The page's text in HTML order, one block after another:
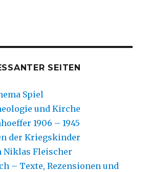
SEITEN
Spiel
und Kirche
1906 – 1945
der Kriegskinder
Niklas Fleischer
– Texte, Rezensionen und